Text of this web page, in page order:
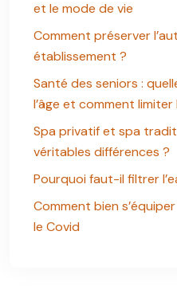
et le mode de vie
Comment préserver
établissement ?
Santé des seniors :
l’âge et comment
Spa privatif et spa
véritables différences ?
Pourquoi faut-il filtrer
Comment bien
le Covid